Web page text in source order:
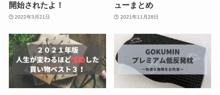
開始されたよ！
2022年3月21日
ューまとめ
2021年11月28日